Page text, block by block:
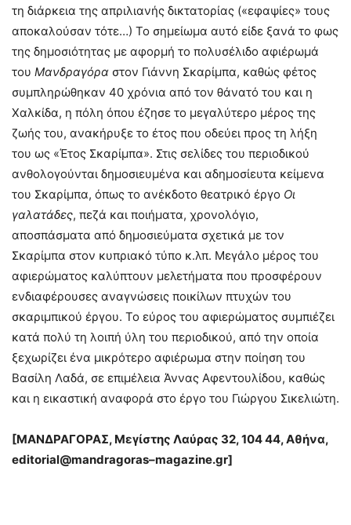
τη διάρκεια της απριλιανής δικτατορίας («εφαψίες» τους
αποκαλούσαν τότε…) Το σημείωμα αυτό είδε ξανά το φως
της δημοσιότητας με αφορμή το πολυσέλιδο αφιέρωμά
του Μανδραγόρα στον Γιάννη Σκαρίμπα, καθώς φέτος
συμπληρώθηκαν 40 χρόνια από τον θάνατό του και η
Χαλκίδα, η πόλη όπου έζησε το μεγαλύτερο μέρος της
ζωής του, ανακήρυξε το έτος που οδεύει προς τη λήξη
του ως «Έτος Σκαρίμπα». Στις σελίδες του περιοδικού
ανθολογούνται δημοσιευμένα και αδημοσίευτα κείμενα
του Σκαρίμπα, όπως το ανέκδοτο θεατρικό έργο Οι
γαλατάδες, πεζά και ποιήματα, χρονολόγιο,
αποσπάσματα από δημοσιεύματα σχετικά με τον
Σκαρίμπα στον κυπριακό τύπο κ.λπ. Μεγάλο μέρος του
αφιερώματος καλύπτουν μελετήματα που προσφέρουν
ενδιαφέρουσες αναγνώσεις ποικίλων πτυχών του
σκαριμπικού έργου. Το εύρος του αφιερώματος συμπιέζει
κατά πολύ τη λοιπή ύλη του περιοδικού, από την οποία
ξεχωρίζει ένα μικρότερο αφιέρωμα στην ποίηση του
Βασίλη Λαδά, σε επιμέλεια Άννας Αφεντουλίδου, καθώς
και η εικαστική αναφορά στο έργο του Γιώργου Σικελιώτη.
[ΜΑΝΔΡΑΓΟΡΑΣ, Μεγίστης Λαύρας 32, 104 44, Αθήνα,
editorial@mandragoras–magazine.gr]